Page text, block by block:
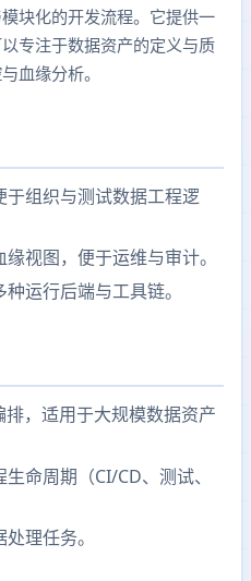
块化的开发流程。它提供一
专注于数据资产的定义与质
血缘分析。
组织与测试数据工程逻
视图，便于运维与审计。
运行后端与工具链。
，适用于大规模数据资产
命周期（CI/CD、测试、
理任务。